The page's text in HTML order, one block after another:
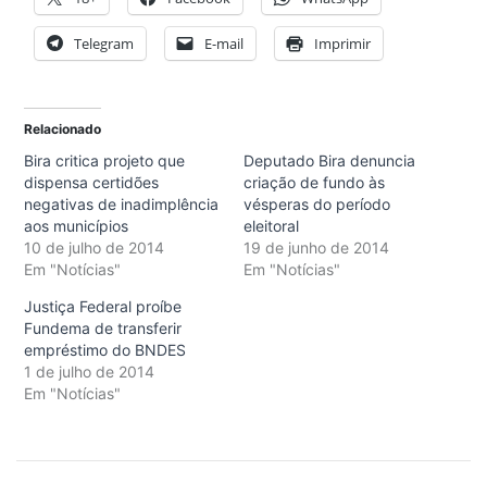
Telegram E-mail Imprimir
Relacionado
Bira critica projeto que
dispensa certidões
negativas de inadimplência
aos municípios
10 de julho de 2014
Em "Notícias"
Deputado Bira denuncia
criação de fundo às
vésperas do período
eleitoral
19 de junho de 2014
Em "Notícias"
Justiça Federal proíbe
Fundema de transferir
empréstimo do BNDES
1 de julho de 2014
Em "Notícias"